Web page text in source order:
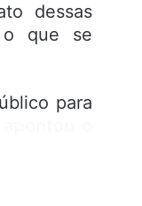
dessas
o que se
para